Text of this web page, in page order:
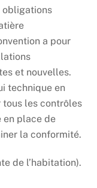
obligations
a pour
et nouvelles.
technique en
les contrôles
en place de
la conformité.
de l’habitation).